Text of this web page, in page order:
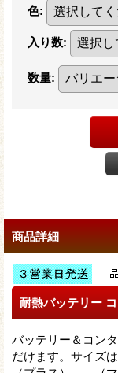
色:
入り数:
数量:
商品詳細
耐熱バッテリー
バッテリー＆コン
だけます。サイズ